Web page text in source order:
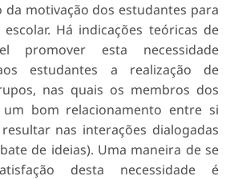
da motivação dos estudantes para
Há indicações teóricas de
promover esta necessidade
estudantes a realização de
nas quais os membros dos
bom relacionamento entre si
nas interações dialogadas
de ideias). Uma maneira de se
desta necessidade é